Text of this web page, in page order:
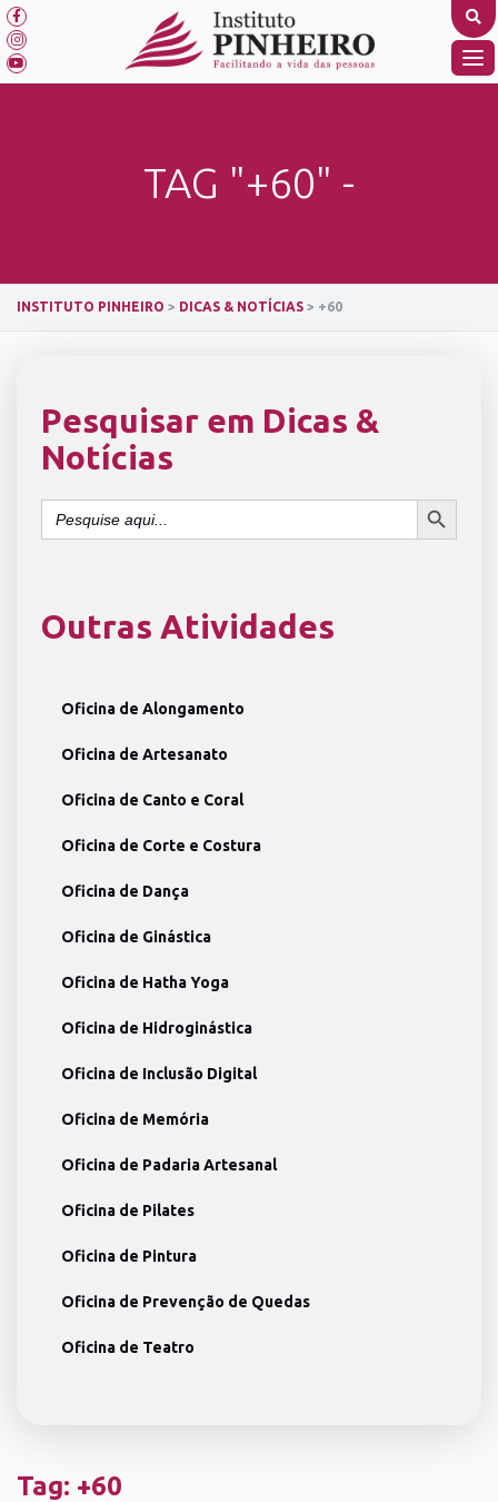
Skip
to
content
TAG "+60" -
INSTITUTO PINHEIRO > DICAS & NOTÍCIAS > +60
Pesquisar em Dicas &
Notícias
Search
for:
SEARCH BUTTON
Outras Atividades
Oficina de Alongamento
Oficina de Artesanato
Oficina de Canto e Coral
Oficina de Corte e Costura
Oficina de Dança
Oficina de Ginástica
Oficina de Hatha Yoga
Oficina de Hidroginástica
Oficina de Inclusão Digital
Oficina de Memória
Oficina de Padaria Artesanal
Oficina de Pilates
Oficina de Pintura
Oficina de Prevenção de Quedas
Oficina de Teatro
Tag: +60